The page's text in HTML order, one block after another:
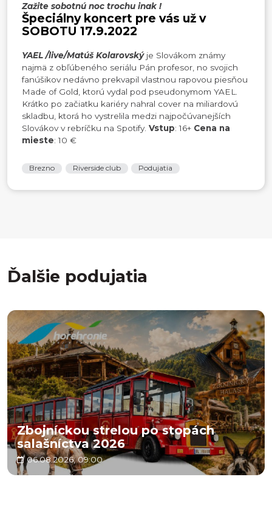
Zažite sobotnú noc trochu inak !
Špeciálny koncert pre vás už v
SOBOTU 17.9.2022
YAEL /live/Matúš Kolarovskýje Slovákom známy
najmä z obľúbeného seriálu Pán profesor, no svojich
fanúšikov nedávno prekvapil vlastnou rapovou piesňou
Made of Gold, ktorú vydal pod pseudonymom YAEL.
Krátko po začiatku kariéry nahral cover na miliardovú
skladbu, ktorá ho vystrelila medzi najpočúvanejších
Slovákov v rebríčku na Spotify. Vstup: 16+ Cena na
mieste: 10 €
Brezno Riverside club Podujatia
Ďalšie podujatia
Zbojníckou strelou po stopách
salašníctva 2026
06.08.2026, 09:00